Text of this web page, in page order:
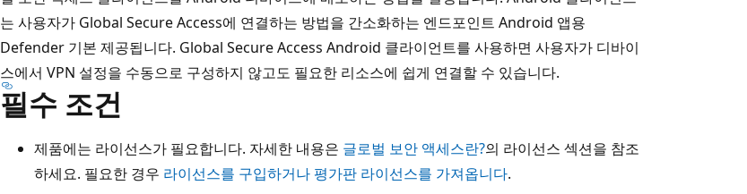
는 사용자가 Global Secure Access에 연결하는 방법을 간소화하는 엔드포인트 Android 앱용
Defender 기본 제공됩니다. Global Secure Access Android 클라이언트를 사용하면 사용자가 디바이
스에서 VPN 설정을 수동으로 구성하지 않고도 필요한 리소스에 쉽게 연결할 수 있습니다.
필수 조건
제품에는 라이선스가 필요합니다. 자세한 내용은 글로벌 보안 액세스란?의 라이선스 섹션을 참조
하세요. 필요한 경우 라이선스를 구입하거나 평가판 라이선스를 가져옵니다.